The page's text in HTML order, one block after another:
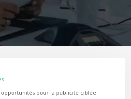
pour la publicité ciblée